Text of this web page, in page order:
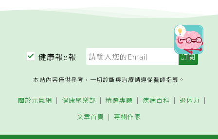
健康報e報
本站內容僅供參考，一切診斷與治療請遵從醫師指導。
關於元氣網 健康聚樂部 精選專題 疾病百科
退休力
文章首頁
專欄作家